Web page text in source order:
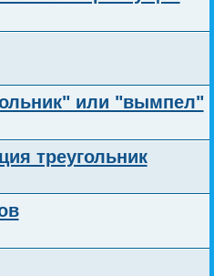
или "вымпел"
треугольник